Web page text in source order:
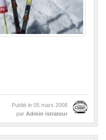
Publié le 05 mars 2008
par Admin istrateur